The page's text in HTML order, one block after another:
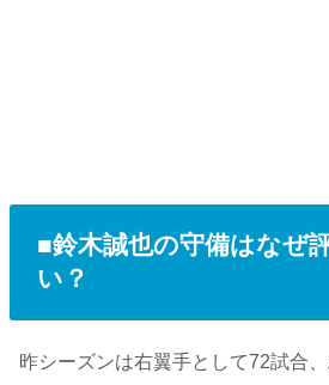
■鈴木誠也の守備はなぜ
い？
昨シーズンは右翼手として72試合